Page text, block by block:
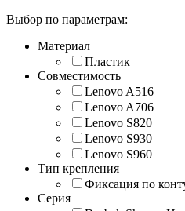
Выбор по параметрам:
Материал
Пластик
Совместимость
Lenovo A516
Lenovo A706
Lenovo S820
Lenovo S930
Lenovo S960
Тип крепления
Фиксация по
Серия